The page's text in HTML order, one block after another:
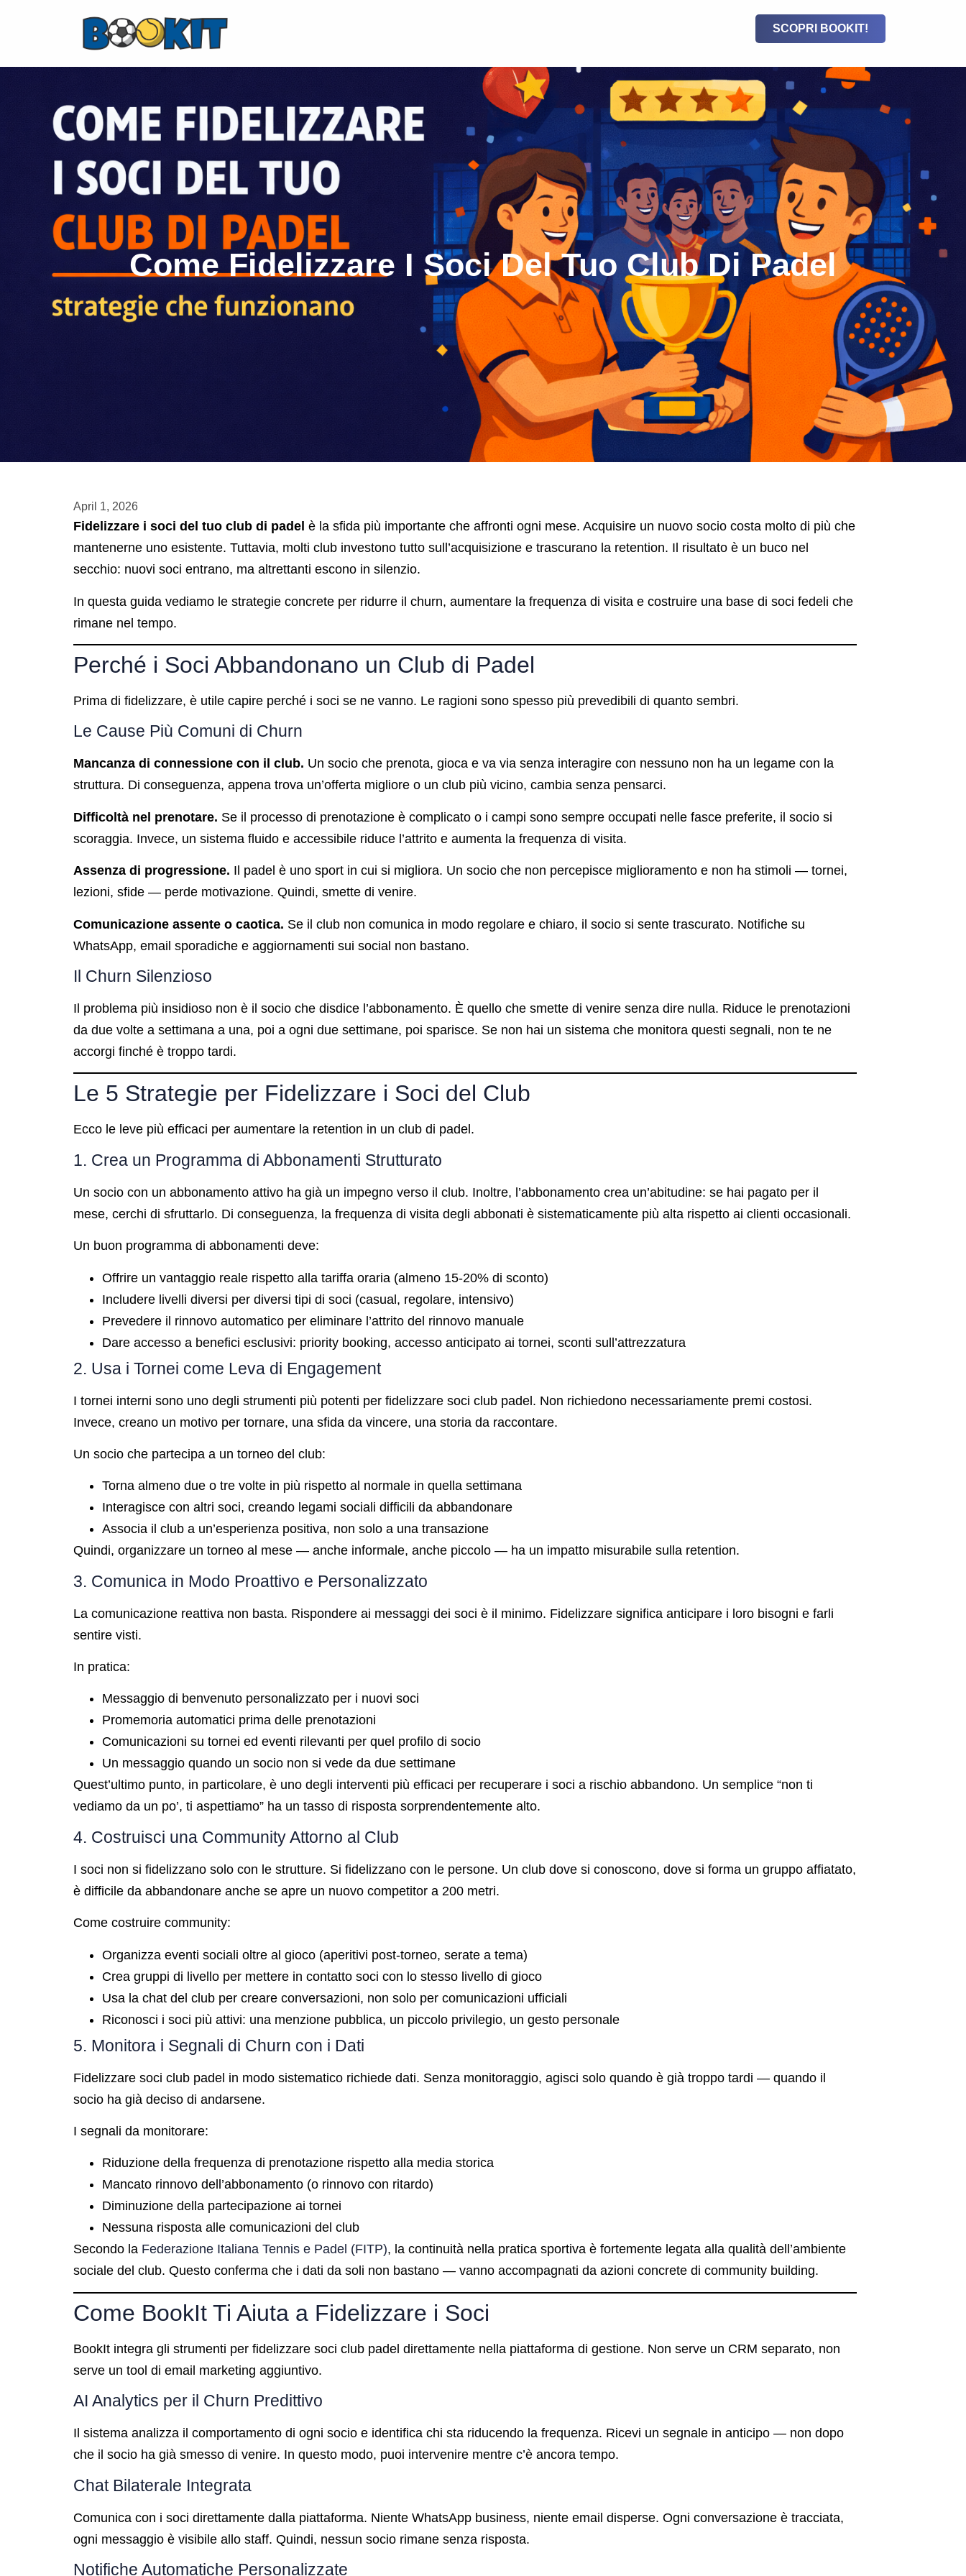
SCOPRI BOOKIT!
Come Fidelizzare I Soci Del Tuo Club Di Padel
April 1, 2026
Fidelizzare i soci del tuo club di padel è la sfida più importante che affronti ogni mese. Acquisire un nuovo socio costa molto di più che
mantenerne uno esistente. Tuttavia, molti club investono tutto sull’acquisizione e trascurano la retention. Il risultato è un buco nel
secchio: nuovi soci entrano, ma altrettanti escono in silenzio.
In questa guida vediamo le strategie concrete per ridurre il churn, aumentare la frequenza di visita e costruire una base di soci fedeli che
rimane nel tempo.
Perché i Soci Abbandonano un Club di Padel
Prima di fidelizzare, è utile capire perché i soci se ne vanno. Le ragioni sono spesso più prevedibili di quanto sembri.
Le Cause Più Comuni di Churn
Mancanza di connessione con il club. Un socio che prenota, gioca e va via senza interagire con nessuno non ha un legame con la
struttura. Di conseguenza, appena trova un’offerta migliore o un club più vicino, cambia senza pensarci.
Difficoltà nel prenotare. Se il processo di prenotazione è complicato o i campi sono sempre occupati nelle fasce preferite, il socio si
scoraggia. Invece, un sistema fluido e accessibile riduce l’attrito e aumenta la frequenza di visita.
Assenza di progressione. Il padel è uno sport in cui si migliora. Un socio che non percepisce miglioramento e non ha stimoli — tornei,
lezioni, sfide — perde motivazione. Quindi, smette di venire.
Comunicazione assente o caotica. Se il club non comunica in modo regolare e chiaro, il socio si sente trascurato. Notifiche su
WhatsApp, email sporadiche e aggiornamenti sui social non bastano.
Il Churn Silenzioso
Il problema più insidioso non è il socio che disdice l’abbonamento. È quello che smette di venire senza dire nulla. Riduce le prenotazioni
da due volte a settimana a una, poi a ogni due settimane, poi sparisce. Se non hai un sistema che monitora questi segnali, non te ne
accorgi finché è troppo tardi.
Le 5 Strategie per Fidelizzare i Soci del Club
Ecco le leve più efficaci per aumentare la retention in un club di padel.
1. Crea un Programma di Abbonamenti Strutturato
Un socio con un abbonamento attivo ha già un impegno verso il club. Inoltre, l’abbonamento crea un’abitudine: se hai pagato per il
mese, cerchi di sfruttarlo. Di conseguenza, la frequenza di visita degli abbonati è sistematicamente più alta rispetto ai clienti occasionali.
Un buon programma di abbonamenti deve:
Offrire un vantaggio reale rispetto alla tariffa oraria (almeno 15-20% di sconto)
Includere livelli diversi per diversi tipi di soci (casual, regolare, intensivo)
Prevedere il rinnovo automatico per eliminare l’attrito del rinnovo manuale
Dare accesso a benefici esclusivi: priority booking, accesso anticipato ai tornei, sconti sull’attrezzatura
2. Usa i Tornei come Leva di Engagement
I tornei interni sono uno degli strumenti più potenti per fidelizzare soci club padel. Non richiedono necessariamente premi costosi.
Invece, creano un motivo per tornare, una sfida da vincere, una storia da raccontare.
Un socio che partecipa a un torneo del club:
Torna almeno due o tre volte in più rispetto al normale in quella settimana
Interagisce con altri soci, creando legami sociali difficili da abbandonare
Associa il club a un’esperienza positiva, non solo a una transazione
Quindi, organizzare un torneo al mese — anche informale, anche piccolo — ha un impatto misurabile sulla retention.
3. Comunica in Modo Proattivo e Personalizzato
La comunicazione reattiva non basta. Rispondere ai messaggi dei soci è il minimo. Fidelizzare significa anticipare i loro bisogni e farli
sentire visti.
In pratica:
Messaggio di benvenuto personalizzato per i nuovi soci
Promemoria automatici prima delle prenotazioni
Comunicazioni su tornei ed eventi rilevanti per quel profilo di socio
Un messaggio quando un socio non si vede da due settimane
Quest’ultimo punto, in particolare, è uno degli interventi più efficaci per recuperare i soci a rischio abbandono. Un semplice “non ti
vediamo da un po’, ti aspettiamo” ha un tasso di risposta sorprendentemente alto.
4. Costruisci una Community Attorno al Club
I soci non si fidelizzano solo con le strutture. Si fidelizzano con le persone. Un club dove si conoscono, dove si forma un gruppo affiatato,
è difficile da abbandonare anche se apre un nuovo competitor a 200 metri.
Come costruire community:
Organizza eventi sociali oltre al gioco (aperitivi post-torneo, serate a tema)
Crea gruppi di livello per mettere in contatto soci con lo stesso livello di gioco
Usa la chat del club per creare conversazioni, non solo per comunicazioni ufficiali
Riconosci i soci più attivi: una menzione pubblica, un piccolo privilegio, un gesto personale
5. Monitora i Segnali di Churn con i Dati
Fidelizzare soci club padel in modo sistematico richiede dati. Senza monitoraggio, agisci solo quando è già troppo tardi — quando il
socio ha già deciso di andarsene.
I segnali da monitorare:
Riduzione della frequenza di prenotazione rispetto alla media storica
Mancato rinnovo dell’abbonamento (o rinnovo con ritardo)
Diminuzione della partecipazione ai tornei
Nessuna risposta alle comunicazioni del club
Secondo la Federazione Italiana Tennis e Padel (FITP), la continuità nella pratica sportiva è fortemente legata alla qualità dell’ambiente
sociale del club. Questo conferma che i dati da soli non bastano — vanno accompagnati da azioni concrete di community building.
Come BookIt Ti Aiuta a Fidelizzare i Soci
BookIt integra gli strumenti per fidelizzare soci club padel direttamente nella piattaforma di gestione. Non serve un CRM separato, non
serve un tool di email marketing aggiuntivo.
AI Analytics per il Churn Predittivo
Il sistema analizza il comportamento di ogni socio e identifica chi sta riducendo la frequenza. Ricevi un segnale in anticipo — non dopo
che il socio ha già smesso di venire. In questo modo, puoi intervenire mentre c’è ancora tempo.
Chat Bilaterale Integrata
Comunica con i soci direttamente dalla piattaforma. Niente WhatsApp business, niente email disperse. Ogni conversazione è tracciata,
ogni messaggio è visibile allo staff. Quindi, nessun socio rimane senza risposta.
Notifiche Automatiche Personalizzate